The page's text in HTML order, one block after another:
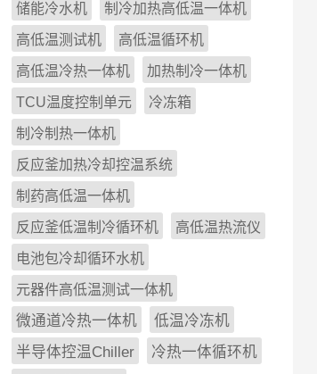
储能冷水机 制冷加热高低温一体机
高低温测试机 高低温循环机
高低温冷热一体机 加热制冷一体机
TCU温度控制单元 冷冻箱
制冷制热一体机
反应釜加热冷却控温系统
制药高低温一体机
反应釜低温制冷循环机 高低温热流仪
电池包冷却循环水机
元器件高低温测试一体机
微通道冷热一体机
低温冷冻机
半导体控温Chiller
冷热一体循环机